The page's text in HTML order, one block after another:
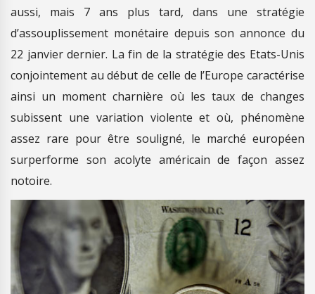
aussi, mais 7 ans plus tard, dans une stratégie
d’assouplissement monétaire depuis son annonce du
22 janvier dernier. La fin de la stratégie des Etats-Unis
conjointement au début de celle de l’Europe caractérise
ainsi un moment charnière où les taux de changes
subissent une variation violente et où, phénomène
assez rare pour être souligné, le marché européen
surperforme son acolyte américain de façon assez
notoire.